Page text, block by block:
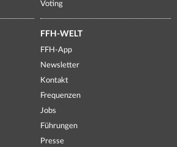
Voting
FFH-WELT
FFH-App
Newsletter
Kontakt
Frequenzen
Jobs
Führungen
Presse